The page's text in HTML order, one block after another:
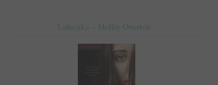
Laleczka – Hollie Overton